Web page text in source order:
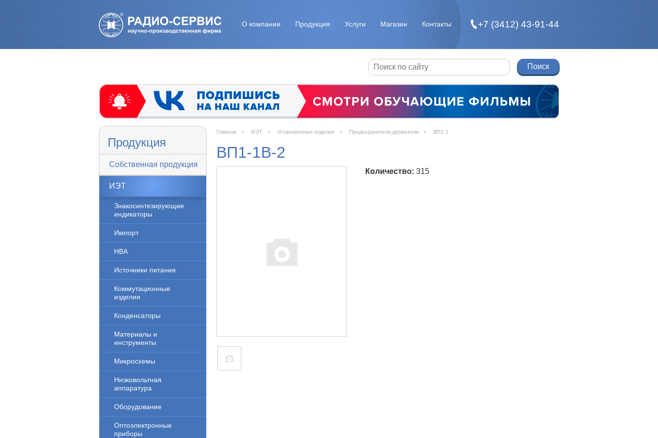
О компании Продукция Услуги Магазин Контакты +7 (3412) 43-91-44
Продукция
Собственная продукция
ИЭТ
Знакосинтезирующие
индикаторы
Импорт
НВА
Источники питания
Коммутационные
изделия
Конденсаторы
Материалы и
инструменты
Микросхемы
Низковольтная
аппаратура
Оборудование
Оптоэлектронные
приборы
Главная ИЭТ Установочные изделия Предохранители,держатели ВП1-1
ВП1-1В-2
Количество: 315